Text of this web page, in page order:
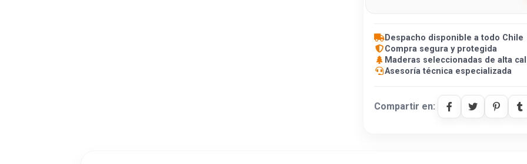
Despacho disponible a todo Chile
Compra segura y protegida
Maderas seleccionadas de alta
Asesoría técnica especializada
Compartir en: